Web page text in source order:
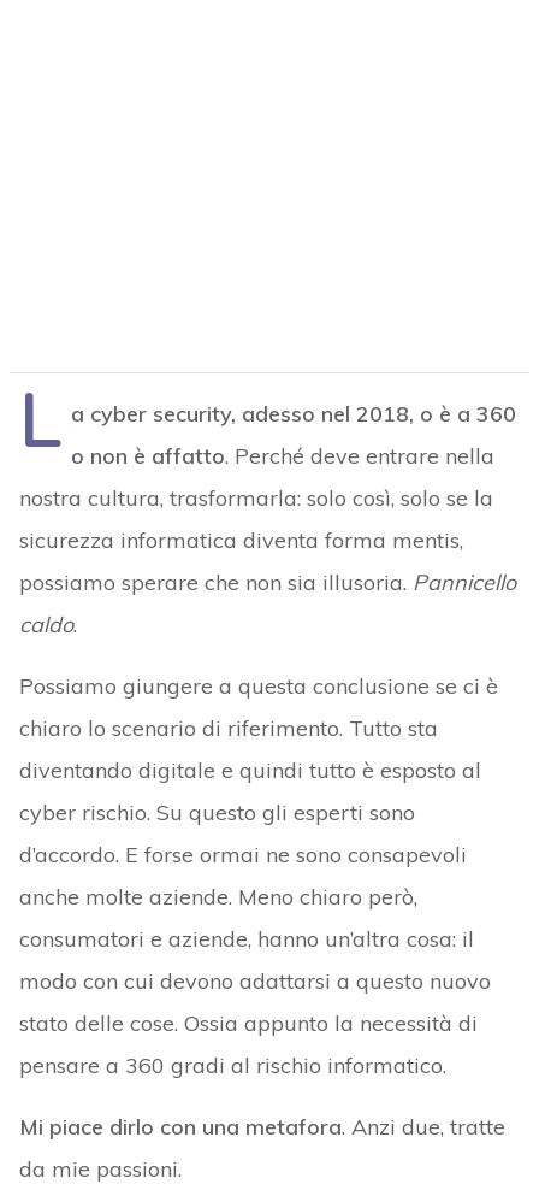
L a cyber security, adesso nel 2018, o è a 360
o non è affatto. Perché deve entrare nella
nostra cultura, trasformarla: solo così, solo se la
sicurezza informatica diventa forma mentis,
possiamo sperare che non sia illusoria. Pannicello
caldo.
Possiamo giungere a questa conclusione se ci è
chiaro lo scenario di riferimento. Tutto sta
diventando digitale e quindi tutto è esposto al
cyber rischio. Su questo gli esperti sono
d’accordo. E forse ormai ne sono consapevoli
anche molte aziende. Meno chiaro però,
consumatori e aziende, hanno un’altra cosa: il
modo con cui devono adattarsi a questo nuovo
stato delle cose. Ossia appunto la necessità di
pensare a 360 gradi al rischio informatico.
Mi piace dirlo con una metafora. Anzi due, tratte
da mie passioni.